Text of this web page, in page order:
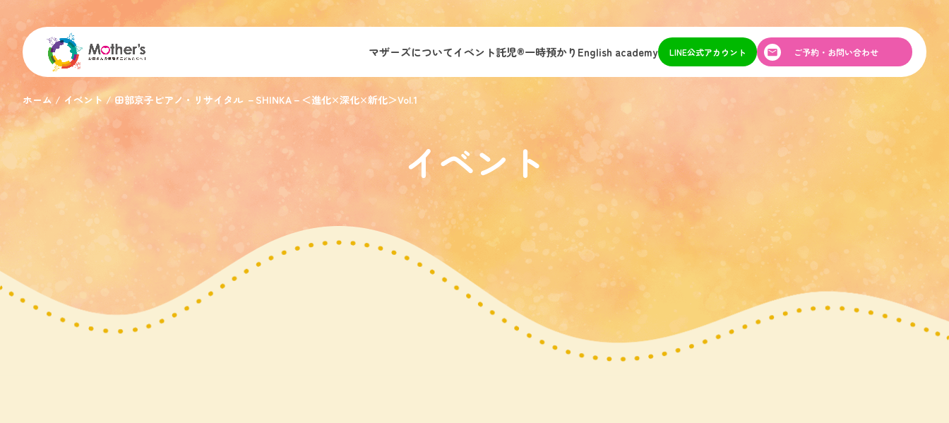
マザーズについてイベント託児®︎一時預かり English academy LINE公式アカウント ご予約・お問い合わせ
ホーム イベント 田部京子ピアノ・リサイタル －SHINKA－＜進化×深化×新化＞Vol.1
イベント